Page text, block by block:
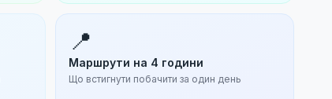
📍
Маршрути на 4 години
Що встигнути побачити за один день